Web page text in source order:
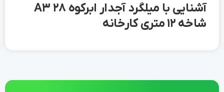
آشنایی با میلگرد آجدار ابرکوه 28 A3
شاخه 12 متری کارخانه